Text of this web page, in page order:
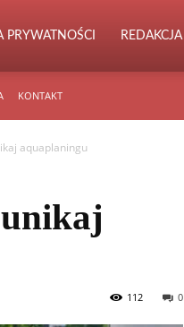
PRYWATNOŚCI REDAKCJA
KONTAKT
aquaplaningu
0
112